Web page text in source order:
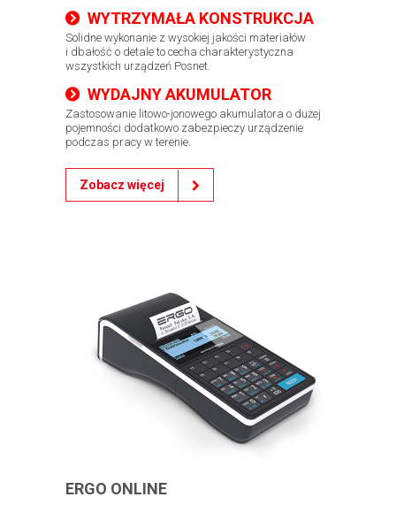
WYTRZYMAŁA KONSTRUKCJA
Solidne wykonanie z wysokiej jakości materiałów
i dbałość o detale to cecha charakterystyczna
wszystkich urządzeń Posnet.
WYDAJNY AKUMULATOR
Zastosowanie litowo-jonowego akumulatora o dużej
pojemności dodatkowo zabezpieczy urządzenie
podczas pracy w terenie.
Zobacz więcej
ERGO ONLINE